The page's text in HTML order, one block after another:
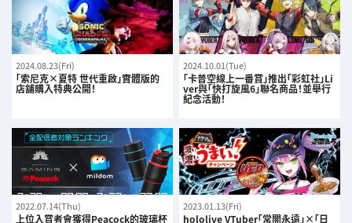
2024.08.23(Fri)
「索尼克×夏特 世代重啟」實體版的
店舖購入特典公開！
2024.10.01(Tue)
「卡普空線上一番賞」推出「彩虹社」Li
ver與「快打旋風6」聯名商品！並舉行
紀念活動！
2022.07.14(Thu)
上位入賞者會獲得Peacock的玻璃杯
2023.01.13(Fri)
hololive VTuber「常闇永遠」×「日